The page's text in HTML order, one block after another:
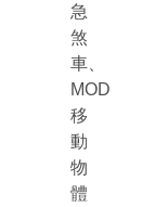
急
煞
車、
MOD
移
動
物
體